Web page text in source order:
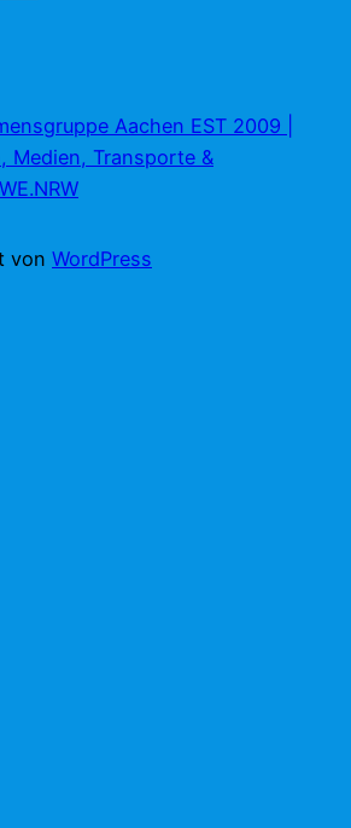
Aachen EST 2009 |
Medien, Transporte &
von WordPress